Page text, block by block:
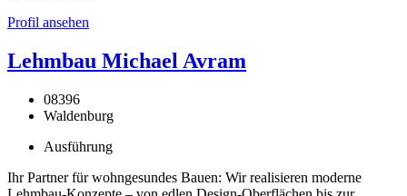
Profil ansehen
Lehmbau Michael Avram
08396
Waldenburg
Ausführung
Ihr Partner für wohngesundes Bauen: Wir realisieren moderne